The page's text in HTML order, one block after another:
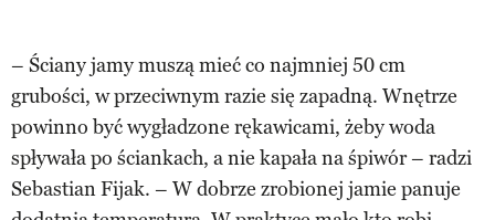
– Ściany jamy muszą mieć co najmniej 50 cm
grubości, w przeciwnym razie się zapadną. Wnętrze
powinno być wygładzone rękawicami, żeby woda
spływała po ściankach, a nie kapała na śpiwór – radzi
Sebastian Fijak. – W dobrze zrobionej jamie panuje